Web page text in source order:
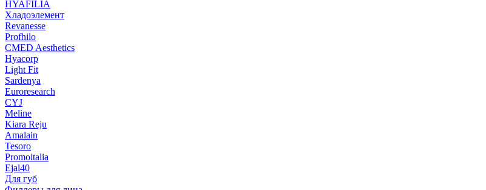
HYAFILIA
Хладоэлемент
Revanesse
Profhilo
CMED Aesthetics
Hyacorp
Light Fit
Sardenya
Euroresearch
CYJ
Meline
Kiara Reju
Amalain
Tesoro
Promoitalia
Ejal40
Для губ